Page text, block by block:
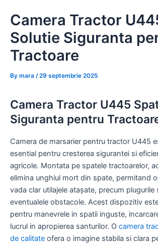
content
Camera Tractor
Solutie Siguranta
Tractoare
By mara /29 septembrie 2025
Camera Tractor U445
Siguranta pentru
Camera de marsarier pentru tractor U445
esential pentru cresterea sigurantei si
agricole. Montata pe spatele tractoarelor,
elimina unghiul mort din spate, permitand
vada clar utilajele atașate, precum plugurile
eventualele obstacole. Acest dispozitiv
pentru manevrele in spatii inguste,
lucrul in apropierea santurilor. O camera
de calitate ofera o imagine stabila si clara